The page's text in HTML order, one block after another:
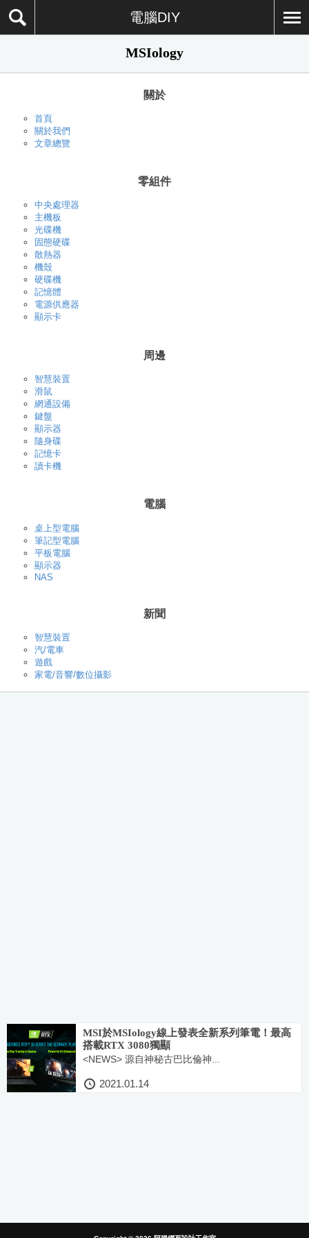
電腦DIY
MSIology
關於
首頁
關於我們
文章總覽
零組件
中央處理器
主機板
光碟機
固態硬碟
散熱器
機殼
硬碟機
記憶體
電源供應器
顯示卡
周邊
智慧裝置
滑鼠
網通設備
鍵盤
顯示器
隨身碟
記憶卡
讀卡機
電腦
桌上型電腦
筆記型電腦
平板電腦
顯示器
NAS
新聞
智慧裝置
汽/電車
遊戲
家電/音響/數位攝影
MSI於MSIology線上發表全新系列筆電！最高
搭載RTX 3080獨顯
<NEWS> 源自神秘古巴比倫神...
2021.01.14